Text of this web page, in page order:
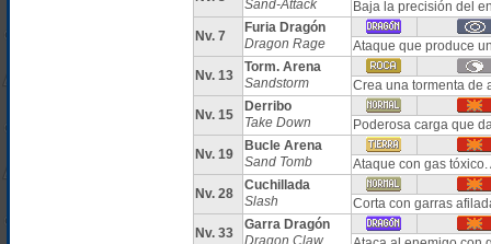
Sand-Attack
Baja la precisión del
Nv. 7
Furia Dragón
Dragon Rage
Ataque que produce
Nv. 13
Torm. Arena
Sandstorm
Crea una tormenta de
Nv. 15
Derribo
Take Down
Poderosa carga que
Nv. 19
Bucle Arena
Sand Tomb
Ataque con gas
Nv. 28
Cuchillada
Slash
Corta con garras
Nv. 33
Garra Dragón
Dragon Claw